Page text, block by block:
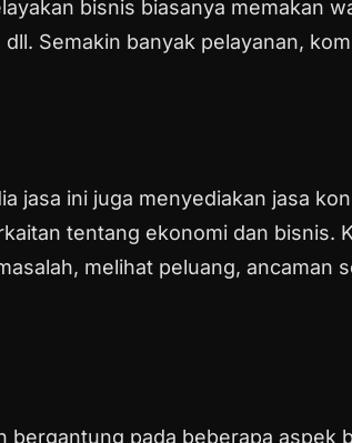
bisnis biasanya memakan
Semakin banyak pelayanan,
jasa ini juga menyediakan jasa
tentang ekonomi dan bisnis.
melihat peluang, ancaman
bergantung pada beberapa aspek